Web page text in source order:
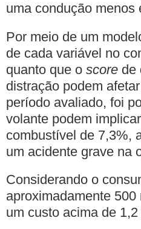
uma condução
Por meio de um
de cada variável no
quanto que o score de
distração podem
período avaliado, foi
volante podem
combustível de 7,3%,
um acidente grave na
Considerando o
aproximadamente
um custo acima de